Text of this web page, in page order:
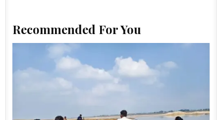
Recommended For You